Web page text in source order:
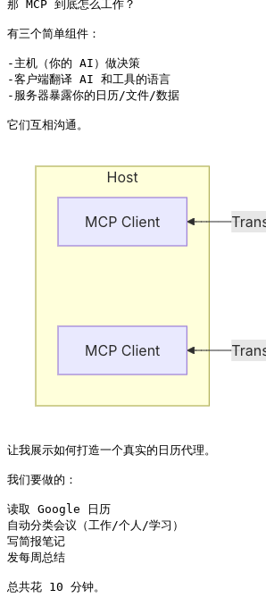
那 MCP 到底怎么工作？
有三个简单组件：
-主机（你的 AI）做决策
-客户端翻译 AI 和工具的语言
-服务器暴露你的日历/文件/数据
它们互相沟通。
让我展示如何打造一个真实的日历代理。
我们要做的：
读取 Google 日历
自动分类会议（工作/个人/学习）
写简报笔记
发每周总结
总共花 10 分钟。